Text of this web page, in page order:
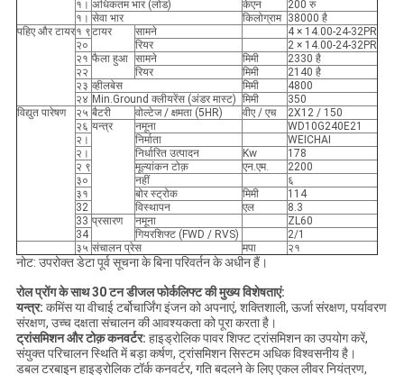
१। अधिकतम भार (लोड) केएन
200 रु
१। सेवा भार किलोग्राम 38000 है
पहिए और टायर१ ९टायर सामने
4 × 14.00-24-32PR
२०
रियर
2 × 14.00-24-32PR
२१ फैला हुआ सामने मिमी
2330 है
२२
रियर मिमी
2140 है
२३ व्हीलबेस मिमी
4800
२४ Min.Ground क्लीयरेंस (अंडर मास्ट) मिमी
350
विद्युत पारेषण
२५ बैटरी वोल्टेज / क्षमता (5HR) वीए / एच
2X12 / 150
२६ यन्त्र नमूना
WD10G240E21
२।
निर्माता
WEICHAI
२।
निर्धारित उत्पादन Kw
178
२ ९
मूल्यांकन टोक़ एन.एम.
2200
३०
नहीं
६
३१
बोर स्ट्रोक मिमी
114
32
विस्थापन एल
8.3
33 प्रसारण नमूना
ZL60
34
गियरशिफ्ट (FWD / RVS)
2/1
३५ संचालन प्रेस मपा २१
नोट: उपरोक्त डेटा पूर्व सूचना के बिना परिवर्तन के अधीन हैं।
रोल प्रोंग के साथ 30 टन डीजल फोर्कलिफ्ट की मुख्य विशेषताएं:
यन्त्र: कमिंस या वीचाई टर्बोचार्जिंग इंजन को अपनाएं, शक्तिशाली, ऊर्जा संरक्षण, पर्यावरण
संरक्षण, उच्च दक्षता संचालन की आवश्यकता को पूरा करता है।
ट्रांसमिशन और टोक़ कनवर्टर: हाइड्रोलिक पावर शिफ्ट ट्रांसमिशन का उपयोग करें,
संयुक्त परिचालन स्थिति में बड़ा कर्षण, ट्रांसमिशन सिस्टम अधिक विश्वसनीय है।
डबल टरबाइन हाइड्रोलिक टॉर्क कनवर्टर, गति बदलने के लिए एकल लीवर नियंत्रण,